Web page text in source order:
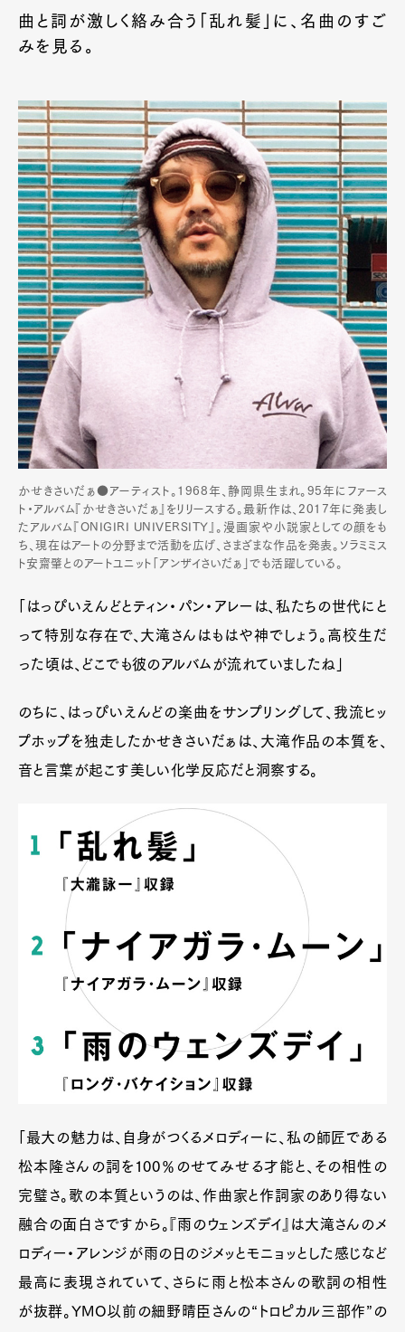
曲と詞が激しく絡み合う「乱れ髪」に、名曲のすご
みを見る。
かせきさいだぁ●アーティスト。1968年、静岡県生まれ。95年にファース
ト・アルバム『かせきさいだぁ』をリリースする。最新作は、2017年に発表し
たアルバム『ONIGIRI UNIVERSITY』。漫画家や小説家としての顔をも
ち、現在はアートの分野まで活動を広げ、さまざまな作品を発表。ソラミミス
ト安齋肇とのアートユニット「アンザイさいだぁ」でも活躍している。
「はっぴいえんどとティン・パン・アレーは、私たちの世代にと
って特別な存在で、大滝さんはもはや神でしょう。高校生だ
った頃は、どこでも彼のアルバムが流れていましたね」
のちに、はっぴいえんどの楽曲をサンプリングして、我流ヒッ
プホップを独走したかせきさいだぁは、大滝作品の本質を、
音と言葉が起こす美しい化学反応だと洞察する。
「最大の魅力は、自身がつくるメロディーに、私の師匠である
松本隆さんの詞を100％のせてみせる才能と、その相性の
完璧さ。歌の本質というのは、作曲家と作詞家のあり得ない
融合の面白さですから。『雨のウェンズデイ』は大滝さんのメ
ロディー・アレンジが雨の日のジメッとモニョッとした感じなど
最高に表現されていて、さらに雨と松本さんの歌詞の相性
が抜群。YMO以前の細野晴臣さんの“トロピカル三部作”の